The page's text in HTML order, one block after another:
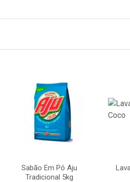
Sabão Em Pó Aju
Tradicional 5kg